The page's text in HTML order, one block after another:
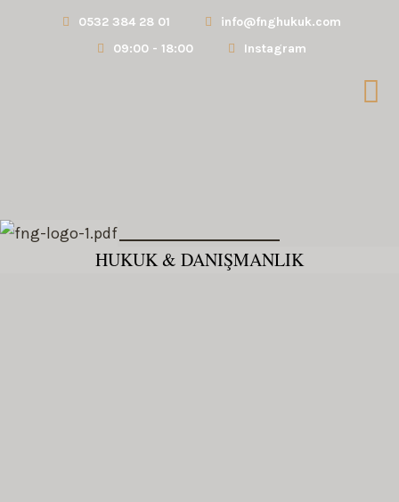
0532 384 28 01
info@fnghukuk.com
09:00 - 18:00
Instagram
HUKUK & DANIŞMANLIK